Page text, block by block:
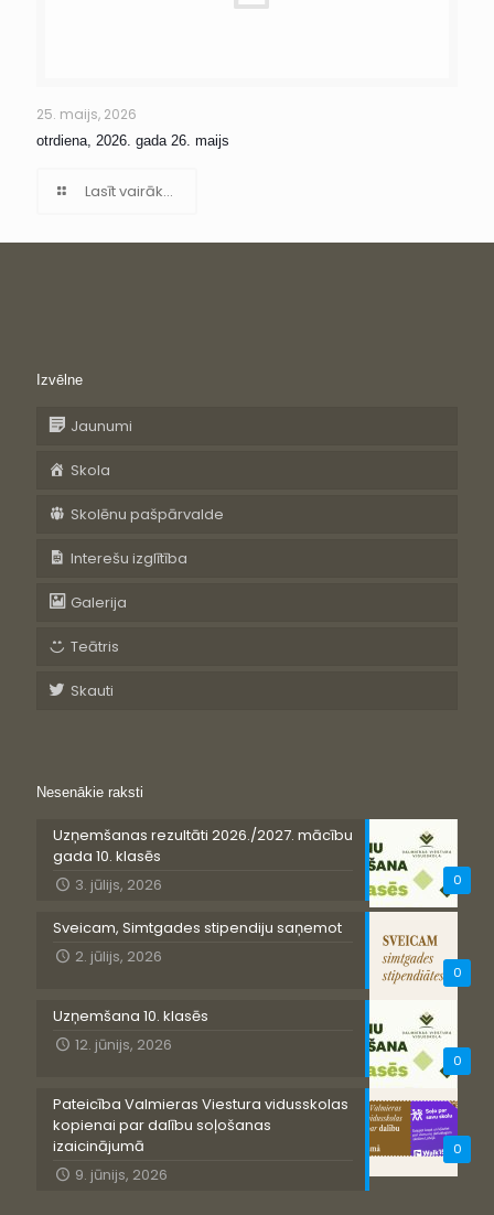
25. maijs, 2026
otrdiena, 2026. gada 26. maijs
Lasīt vairāk...
Izvēlne
Jaunumi
Skola
Skolēnu pašpārvalde
Interešu izglītība
Galerija
Teātris
Skauti
Nesenākie raksti
0
Uzņemšanas rezultāti 2026./2027. mācību
gada 10. klasēs
3. jūlijs, 2026
0
Sveicam, Simtgades stipendiju saņemot
2. jūlijs, 2026
0
Uzņemšana 10. klasēs
12. jūnijs, 2026
0
Pateicība Valmieras Viestura vidusskolas
kopienai par dalību soļošanas
izaicinājumā
9. jūnijs, 2026